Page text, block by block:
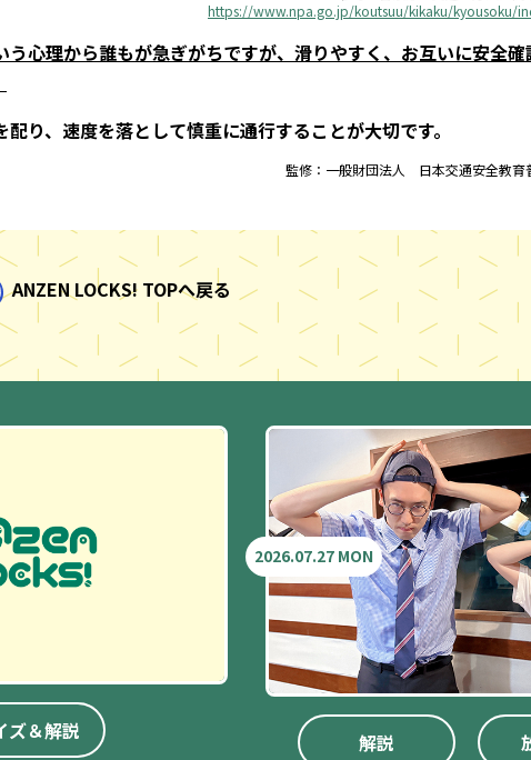
https://www.npa.go.jp/koutsuu/kikaku/kyousoku/
心理から誰もが急ぎがちですが、滑りやすく、お互いに安全確
り、速度を落として慎重に通行することが大切です。
監修：一般財団法人 日本交通安全教育
ANZEN LOCKS! TOPへ戻る
ズ＆解説
2026.07.27 MON
解説